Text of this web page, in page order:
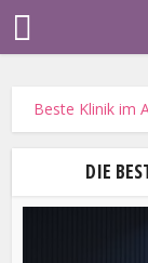
Beste Klinik im
DIE